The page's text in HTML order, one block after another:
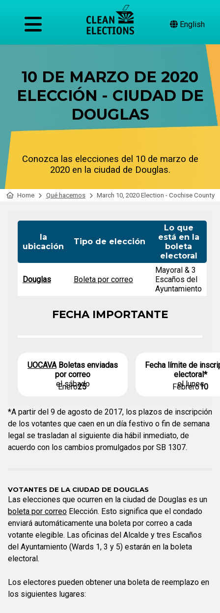
English
10 DE MARZO DE 2020
ELECCIÓN - CIUDAD DE
DOUGLAS
Conozca las elecciones del 10 de marzo de
2020 en la ciudad de Douglas.
Home Qué hacemos March 10, 2020 Election - Cochise County
la
ubicación
Tipo de elección
Lo que
está en la
boleta
electoral
Douglas Boleta por correo
Mayoral & 3
Escaños del
Ayuntamiento
FECHA IMPORTANTE
UOCAVABoletas enviadas
por correo
el sábado
Enero25
Fecha límite de
electoral*
el lunes
Febrero10
*A partir del 9 de agosto de 2017, los plazos de inscripción
de los votantes que caen en un día festivo o fin de semana
legal se trasladan al siguiente dia hábil inmediato, de
acuerdo con los cambios promulgados por SB 1307.
VOTANTES DE LA CIUDAD DE DOUGLAS
Las elecciones que ocurren en la ciudad de Douglas es un
boleta por correo Elección. Esto significa que el condado
enviará automáticamente una boleta por correo a cada
votante elegible. Las oficinas del Alcalde y tres Escaños
del Ayuntamiento (Wards 1, 3 y 5) estarán en la boleta
electoral.
Los electores pueden obtener una boleta de reemplazo en
los siguientes lugares: